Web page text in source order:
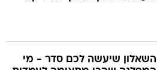
השאלון שיעשה לכם סדר - מי